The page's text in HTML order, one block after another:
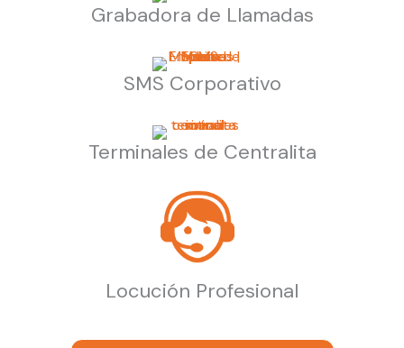
Grabadora de Llamadas
SMS Corporativo
Terminales de Centralita
Locución Profesional